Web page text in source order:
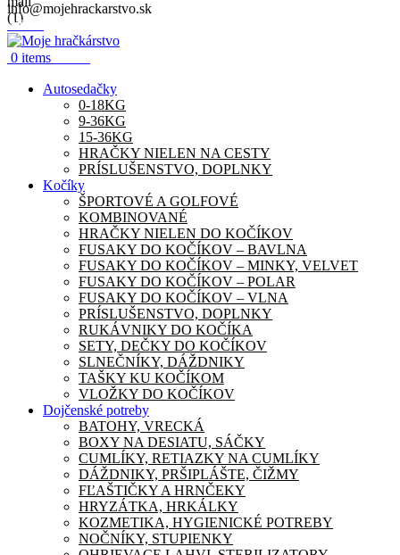
info@mojehrackarstvo.sk
Menu
0 items
Autosedačky
0-18KG
9-36KG
15-36KG
HRAČKY NIELEN NA CESTY
PRÍSLUŠENSTVO, DOPLNKY
Kočíky
ŠPORTOVÉ A GOLFOVÉ
KOMBINOVANÉ
HRAČKY NIELEN DO KOČÍKOV
FUSAKY DO KOČÍKOV – BAVLNA
FUSAKY DO KOČÍKOV – MINKY, VELVET
FUSAKY DO KOČÍKOV – POLAR
FUSAKY DO KOČÍKOV – VLNA
PRÍSLUŠENSTVO, DOPLNKY
RUKÁVNIKY DO KOČÍKA
SETY, DEČKY DO KOČÍKOV
SLNEČNÍKY, DÁŽDNIKY
TAŠKY KU KOČÍKOM
VLOŽKY DO KOČÍKOV
Dojčenské potreby
BATOHY, VRECKÁ
BOXY NA DESIATU, SÁČKY
CUMLÍKY, RETIAZKY NA CUMLÍKY
DÁŽDNIKY, PRŠIPLÁŠTE, ČIŽMY
FĽAŠTIČKY A HRNČEKY
HRYZÁTKA, HRKÁLKY
KOZMETIKA, HYGIENICKÉ POTREBY
NOČNÍKY, STUPIENKY